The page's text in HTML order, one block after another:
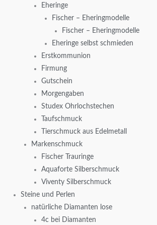
Eheringe
Fischer – Eheringmodelle
Fischer – Eheringmodelle
Eheringe selbst schmieden
Erstkommunion
Firmung
Gutschein
Morgengaben
Studex Ohrlochstechen
Taufschmuck
Tierschmuck aus Edelmetall
Markenschmuck
Fischer Trauringe
Aquaforte Silberschmuck
Viventy Silberschmuck
Steine und Perlen
natürliche Diamanten lose
4c bei Diamanten